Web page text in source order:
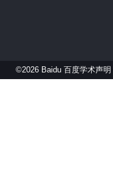
©2026 Baidu 百度学术声明